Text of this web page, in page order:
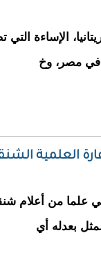
الإساءة التي
في مصر، وخ
العلمية
علما من أعلام
بعدله أي